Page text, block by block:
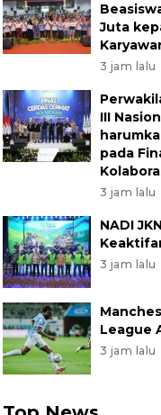
Juta
3 jam lalu
III
pada
3 jam lalu
NADI
3 jam lalu
League
3 jam lalu